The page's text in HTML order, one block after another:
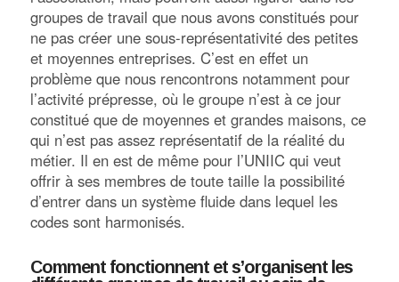
groupes de travail que nous avons constitués pour
ne pas créer une sous-représentativité des petites
et moyennes entreprises. C’est en effet un
problème que nous rencontrons notamment pour
l’activité prépresse, où le groupe n’est à ce jour
constitué que de moyennes et grandes maisons, ce
qui n’est pas assez représentatif de la réalité du
métier. Il en est de même pour l’UNIIC qui veut
offrir à ses membres de toute taille la possibilité
d’entrer dans un système fluide dans lequel les
codes sont harmonisés.
Comment fonctionnent et s’organisent les